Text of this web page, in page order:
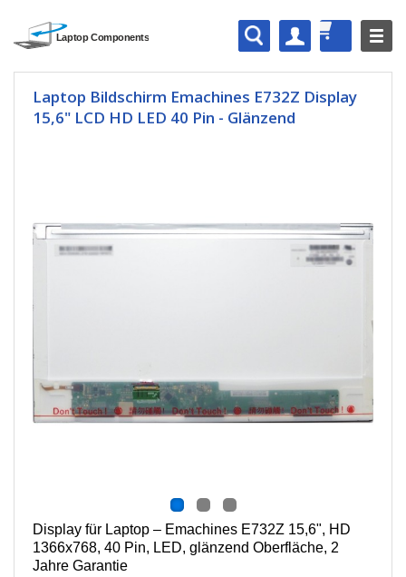
Laptop Bildschirm Emachines E732Z Display
15,6" LCD HD LED 40 Pin - Glänzend
Display für Laptop – Emachines E732Z 15,6", HD
1366x768, 40 Pin, LED, g länzend Oberfläche, 2
Jahre Garantie